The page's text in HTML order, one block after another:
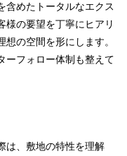
含めたトータルなエクス
様の要望を丁寧にヒアリ
の空間を形にします。
ーフォロー体制も整えて
は、敷地の特性を理解